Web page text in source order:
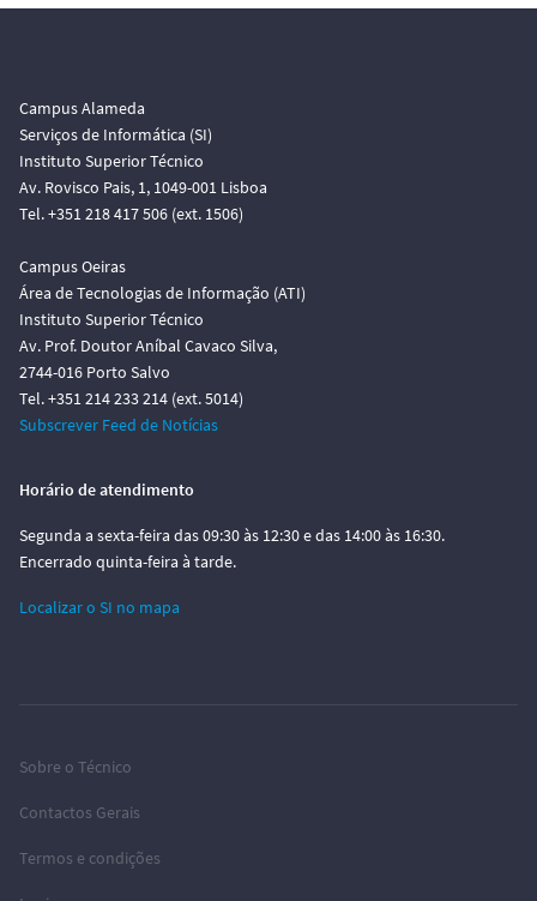
Campus Alameda
Serviços de Informática (SI)
Instituto Superior Técnico
Av. Rovisco Pais, 1, 1049-001 Lisboa
Tel. +351 218 417 506 (ext. 1506)
Campus Oeiras
Área de Tecnologias de Informação (ATI)
Instituto Superior Técnico
Av. Prof. Doutor Aníbal Cavaco Silva,
2744-016 Porto Salvo
Tel. +351 214 233 214 (ext. 5014)
Subscrever Feed de Notícias
Horário de atendimento
Segunda a sexta-feira das 09:30 às 12:30 e das 14:00 às 16:30.
Encerrado quinta-feira à tarde.
Localizar o SI no mapa
Sobre o Técnico
Contactos Gerais
Termos e condições